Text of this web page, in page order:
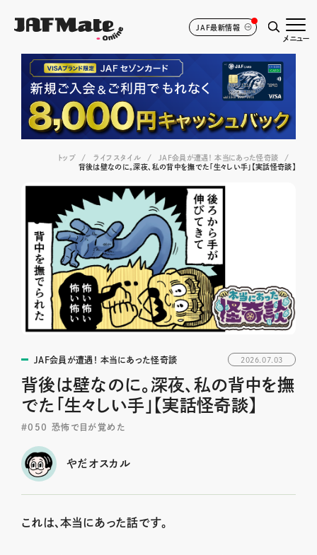
JAF最新情報
メニュー
トップ ライフスタイル
JAF会員が遭遇！ 本当にあった怪奇談
背後は壁なのに。深夜、私の背中を撫でた「生々しい手」【実話怪奇談】
JAF会員が遭遇！ 本当にあった怪奇談 2026.07.03
背後は壁なのに。深夜、私の背中を撫
でた「生々しい手」【実話怪奇談】
＃050 恐怖で目が覚めた
やだオスカル
これは、本当にあった話です。